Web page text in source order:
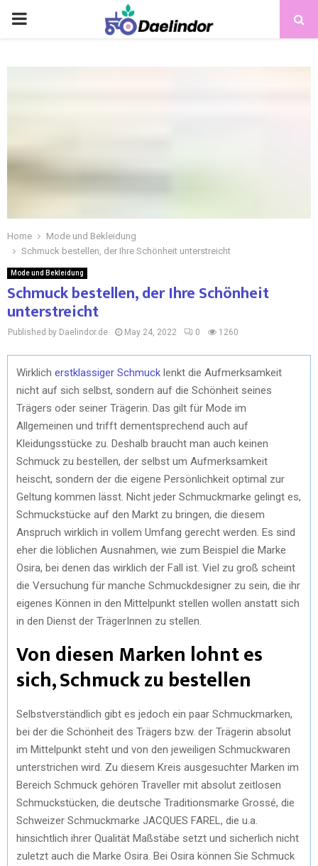
Home
Mode und Bekleidung
Schmuck bestellen, der Ihre Schönheit unterstreicht
Mode und Bekleidung
Schmuck bestellen, der Ihre Schönheit
unterstreicht
Published by Daelindor.de May 24, 2022 0 1260
Wirklich erstklassiger Schmuck lenkt die Aufmerksamkeit
nicht auf sich selbst, sondern auf die Schönheit seines
Trägers oder seiner Trägerin. Das gilt für Mode im
Allgemeinen und trifft dementsprechend auch auf
Kleidungsstücke zu. Deshalb braucht man auch keinen
Schmuck zu bestellen, der selbst um Aufmerksamkeit
heischt, sondern der die eigene Persönlichkeit optimal zur
Geltung kommen lässt. Nicht jeder Schmuckmarke gelingt es,
Schmuckstücke auf den Markt zu bringen, die diesem
Anspruch wirklich in vollem Umfang gerecht werden. Es sind
eher die löblichen Ausnahmen, wie zum Beispiel die Marke
Osira, bei denen das wirklich der Fall ist. Viel zu groß scheint
die Versuchung für manche Schmuckdesigner zu sein, die ihr
eigenes Können in den Mittelpunkt stellen wollen anstatt sich
in den Dienst der TrägerInnen zu stellen.
Von diesen Marken lohnt es
sich, Schmuck zu bestellen
Selbstverständlich gibt es jedoch ein paar Schmuckmarken,
bei der die Schönheit des Trägers bzw. der Trägerin absolut
im Mittelpunkt steht und von den jeweiligen Schmuckwaren
unterstrichen wird. Zu diesem Kreis ausgesuchter Marken im
Bereich Schmuck gehören Traveller mit absolut zeitlosen
Schmuckstücken, die deutsche Traditionsmarke Grossé, die
Schweizer Schmuckmarke JACQUES FAREL, die u.a.
hinsichtlich ihrer Qualität Maßstäbe setzt und sicherlich nicht
zuletzt auch die Marke Osira. Bei Osira können Sie Schmuck